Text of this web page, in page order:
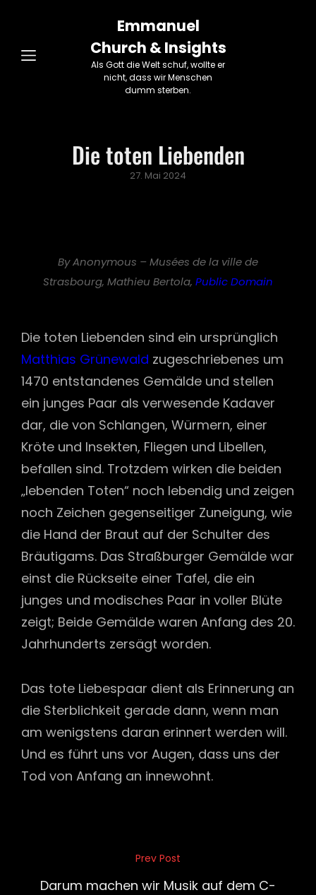
Emmanuel
Church & Insights
Als Gott die Welt schuf, wollte er
nicht, dass wir Menschen
dumm sterben.
Die toten Liebenden
Posted
27. Mai 2024
By Anonymous – Musées de la ville de
Strasbourg, Mathieu Bertola, Public Domain
Die toten Liebenden sind ein ursprünglich
Matthias Grünewald zugeschriebenes um
1470 entstandenes Gemälde und stellen
ein junges Paar als verwesende Kadaver
dar, die von Schlangen, Würmern, einer
Kröte und Insekten, Fliegen und Libellen,
befallen sind. Trotzdem wirken die beiden
„lebenden Toten“ noch lebendig und zeigen
noch Zeichen gegenseitiger Zuneigung, wie
die Hand der Braut auf der Schulter des
Bräutigams. Das Straßburger Gemälde war
einst die Rückseite einer Tafel, die ein
junges und modisches Paar in voller Blüte
zeigt; Beide Gemälde waren Anfang des 20.
Jahrhunderts zersägt worden.
Das tote Liebespaar dient als Erinnerung an
die Sterblichkeit gerade dann, wenn man
am wenigstens daran erinnert werden will.
Und es führt uns vor Augen, dass uns der
Tod von Anfang an innewohnt.
Beitragsnavigation
Post
Prev Post
Darum machen wir Musik auf dem C-